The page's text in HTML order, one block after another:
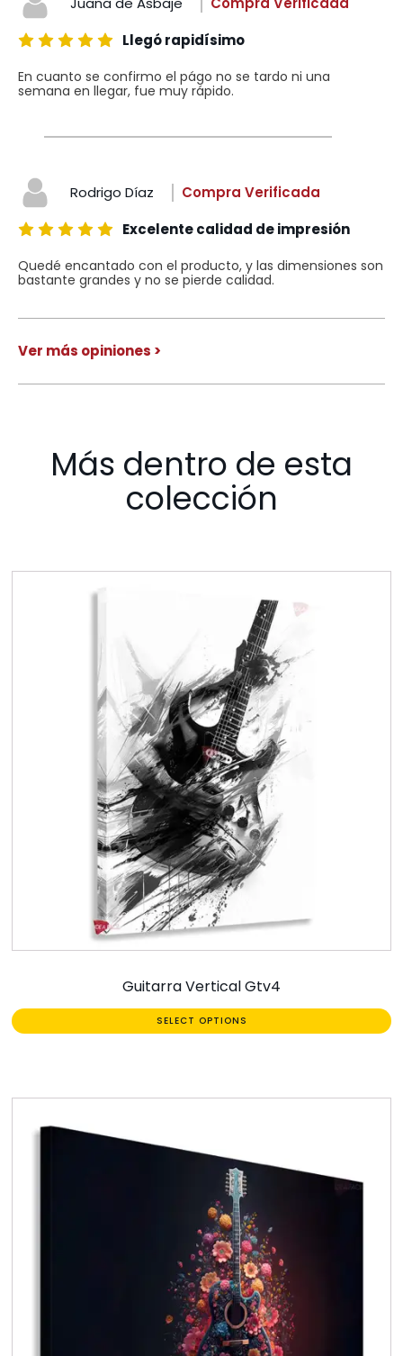
Llegó rapidísimo
En cuanto se confirmo el págo no se tardo ni una
semana en llegar, fue muy rápido.
Rodrigo Díaz
Compra Verificada
Excelente calidad de impresión
Quedé encantado con el producto, y las dimensiones son
bastante grandes y no se pierde calidad.
Ver más opiniones >
Más dentro de esta
colección
Guitarra Vertical Gtv4
SELECT OPTIONS